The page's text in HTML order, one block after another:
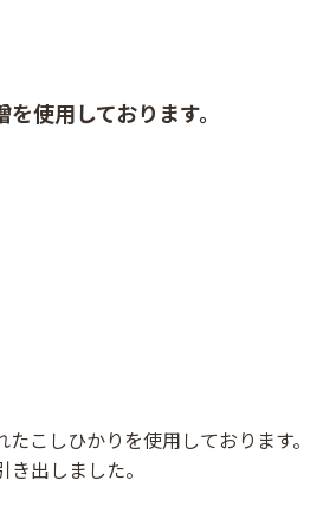
使用しております。
こしひかりを使用しております。
出しました。